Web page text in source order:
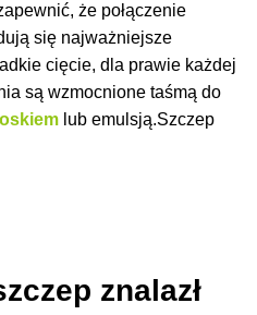
że połączenie
się najważniejsze
cięcie, dla prawie każdej
są wzmocnione taśmą do
lub emulsją.Szczep
znalazł